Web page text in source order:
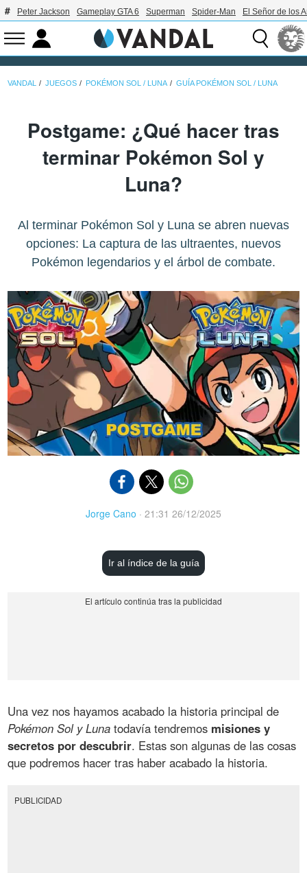
Peter Jackson Gameplay GTA 6 Superman Spider-Man El Señor de los
VANDAL JUEGOS POKÉMON SOL / LUNA GUÍA POKÉMON SOL / LUNA
Postgame: ¿Qué hacer tras
terminar Pokémon Sol y
Luna?
Al terminar Pokémon Sol y Luna se abren nuevas
opciones: La captura de las ultraentes, nuevos
Pokémon legendarios y el árbol de combate.
Jorge Cano · 21:31 26/12/2025
Ir al índice de la guía
Una vez nos hayamos acabado la historia principal de
Pokémon Sol y Luna todavía tendremos misiones y
secretos por descubrir. Estas son algunas de las cosas
que podremos hacer tras haber acabado la historia.
PUBLICIDAD